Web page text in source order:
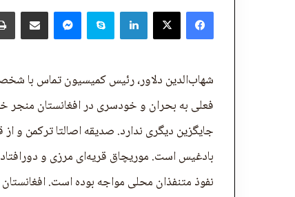
Facebook
X
LinkedIn
Skype پر برېښنالیک یې شریک کړئ
شهاب‌الدین دلاور، رئیس کمیسیون تماس با
فعلی به بحران و خودسری در افغانستان منجر
جایگزین دیگری ندارد. صدیقه اصالتا ترکمن و
بادغیس است. موریچاق قریه‌ای مرزی و
نفوذ متنفذان محلی مواجه بوده است.